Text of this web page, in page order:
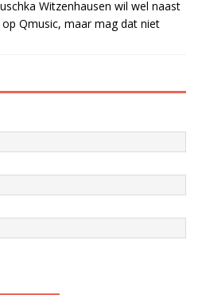
Witzenhausen wil wel naast
Qmusic, maar mag dat niet